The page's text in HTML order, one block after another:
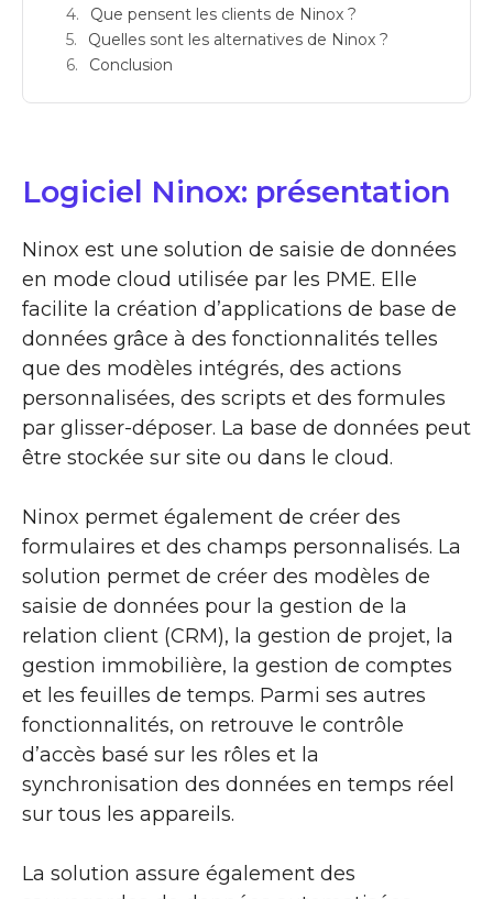
Que pensent les clients de Ninox ?
Quelles sont les alternatives de Ninox ?
Conclusion
Logiciel Ninox: présentation
Ninox est une solution de saisie de données
en mode cloud utilisée par les PME. Elle
facilite la création d’applications de base de
données grâce à des fonctionnalités telles
que des modèles intégrés, des actions
personnalisées, des scripts et des formules
par glisser-déposer. La base de données peut
être stockée sur site ou dans le cloud.
Ninox permet également de créer des
formulaires et des champs personnalisés. La
solution permet de créer des modèles de
saisie de données pour la gestion de la
relation client (CRM), la gestion de projet, la
gestion immobilière, la gestion de comptes
et les feuilles de temps. Parmi ses autres
fonctionnalités, on retrouve le contrôle
d’accès basé sur les rôles et la
synchronisation des données en temps réel
sur tous les appareils.
La solution assure également des